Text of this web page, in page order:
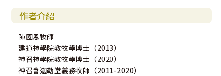
使命，門徒訓練是幫助每一位信徒進入『所做』（Doing）
之前，認識其門徒的身份，即『所是』（Being）和回應上主
對他普遍和獨特的召命，即『所召』（Calling）。門徒訓練
的重點是身教重於言教和源於福音的生命影響生命的關係。
對我來說，門徒訓練不是課程、不是事工，而是一生的操
練：操練整個人生與主相連。」
作者介紹
陳國恩牧師
建道神學院教牧學博士（2013）
神召神學院教牧學博士（2020）
神召會迦勒堂義務牧師（2011-2020）